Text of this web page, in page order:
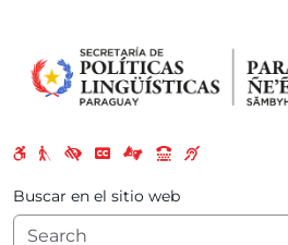
Buscar en el sitio web